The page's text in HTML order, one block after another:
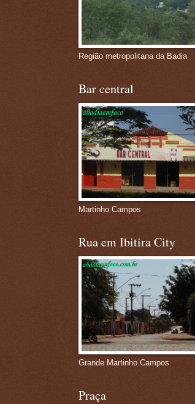
Região metropolitana da Badia
Bar central
Martinho Campos
Rua em Ibitira City
Grande Martinho Campos
Praça